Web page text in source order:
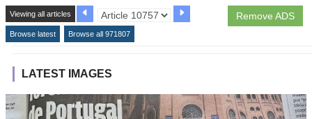
Remove ADS
Viewing all articles
Browse latest Browse all 971807
LATEST IMAGES